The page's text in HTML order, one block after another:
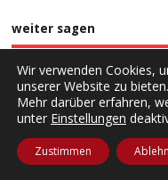
weiter sagen
Copyright ©2026. rantlos
Home Impressum
Wir verwenden Cookies,
unserer Website zu bieten.
Mehr darüber erfahren,
unter Einstellungen
Zustimmen